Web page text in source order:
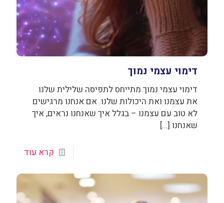
דימוי עצמי נמוך
דימוי עצמי נמוך מתייחס לתפיסה שלילית שלנו
את עצמנו ואת היכולות שלנו. אם אנחנו מרגישים
לא טוב עם עצמנו – בגלל איך שאנחנו נראים, איך
שאנחנו […]
קרא עוד